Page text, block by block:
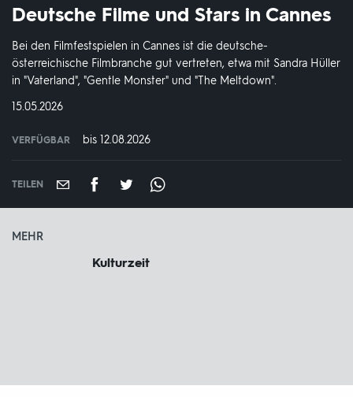
Deutsche Filme und Stars in Cannes
Bei den Filmfestspielen in Cannes ist die deutsche-
österreichische Filmbranche gut vertreten, etwa mit Sandra Hüller
in "Vaterland", "Gentle Monster" und "The Meltdown".
DATUM:
15.05.2026
VERFÜGBAR bis 12.08.2026
TEILEN
MEHR
Kulturzeit